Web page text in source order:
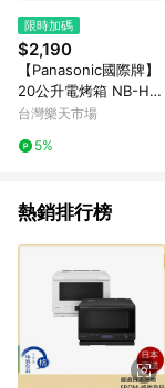
限時加碼
$2,190
【Panasonic國際牌】
20公升電烤箱 NB-H2
001
台灣樂天市場
5%
熱銷排行榜